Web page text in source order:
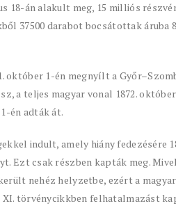
18-án alakult meg, 15 milliós
37500 darabot bocsátottak áruba
október 1-én megnyílt a
a teljes magyar vonal 1872.
én adták át.
indult, amely hiány fedezésére
Ezt csak részben kapták meg.
nehéz helyzetbe, ezért a
XI. törvénycikkben felhatalmazást